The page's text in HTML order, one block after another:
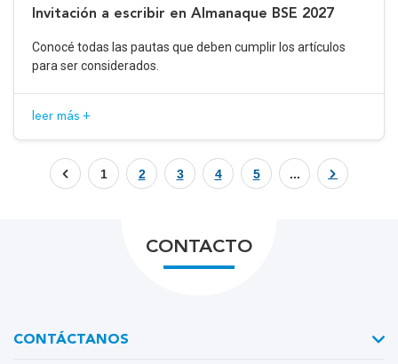
Invitación a escribir en Almanaque BSE 2027
Conocé todas las pautas que deben cumplir los artículos
para ser considerados.
leer más +
1 2 3 4 5 ...
CONTACTO
CONTÁCTANOS